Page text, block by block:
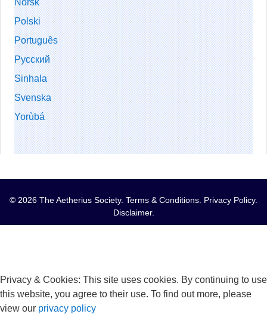
Norsk
Polski
Português
Русский
Sinhala
Svenska
Yorùbá
© 2026 The Aetherius Society. Terms & Conditions Privacy Policy.
Disclaimer.
Privacy & Cookies: This site uses cookies. By continuing to use
this website, you agree to their use. To find out more, please
view our privacy policy